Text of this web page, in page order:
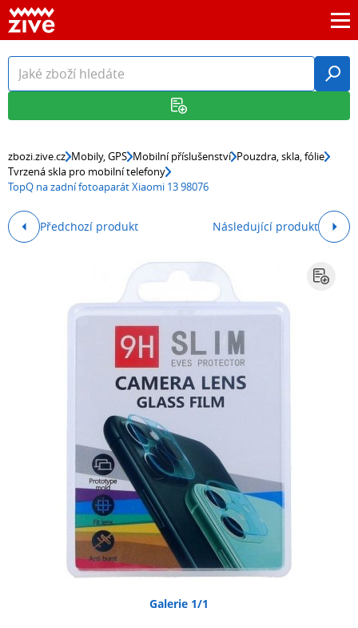
zbozi.zive.cz Mobily, GPS Mobilní příslušenství Pouzdra, skla, fólie
Tvrzená skla pro mobilní telefony
TopQ na zadní fotoaparát Xiaomi 13 98076
Předchozí produkt Následující produkt
Galerie 1/1